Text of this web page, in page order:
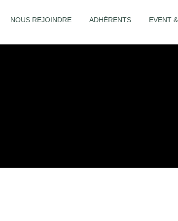
NOUS REJOINDRE ADHÉRENTS EVENT